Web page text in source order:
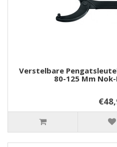
Verstelbare
80-125 Mm Nok-